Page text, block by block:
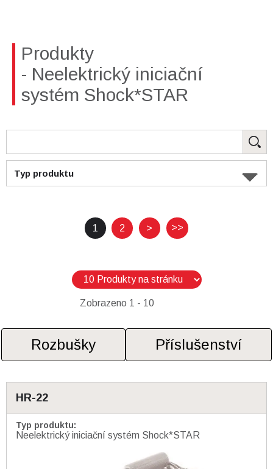
Produkty
- Neelektrický iniciační
systém Shock*STAR
Typ produktu
Zobrazeno 1 - 10
1 2 > >>
Rozbušky Příslušenství
HR-22
Typ produktu:
Neelektrický iniciační systém Shock*STAR